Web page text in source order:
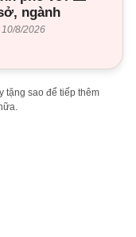
ngành
8/2026
tặng sao để tiếp thêm